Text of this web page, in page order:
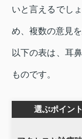
いと言えるでし
め、複数の意見
以下の表は、耳
ものです。
選ぶポイント